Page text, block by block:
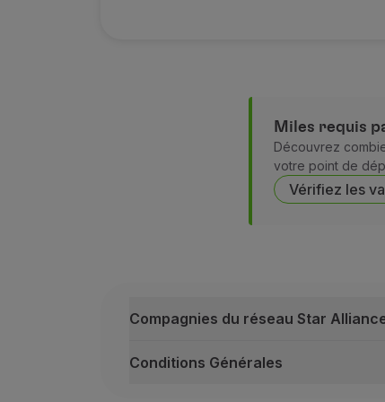
Les modifications apportées aux
Miles requis
Découvrez
votre point de
Vérifiez les
Compagnies du réseau Star
Conditions Générales